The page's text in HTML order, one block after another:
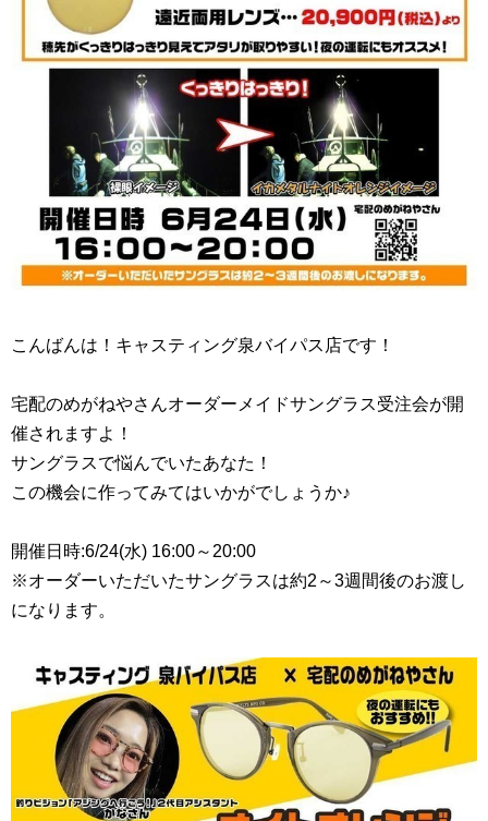
こんばんは！キャスティング泉バイパス店です！
宅配のめがねやさんオーダーメイドサングラス受注会が開
催されますよ！
サングラスで悩んでいたあなた！
この機会に作ってみてはいかがでしょうか♪
開催日時:6/24(水) 16:00～20:00
※オーダーいただいたサングラスは約2～3週間後のお渡し
になります。